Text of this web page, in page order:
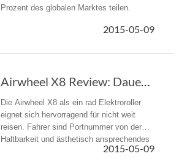
Prozent des globalen Marktes teilen.
2015-05-09
Airwheel X8 Review: Dauerhaft und ästhetisch ansprechend
Die Airwheel X8 als ein rad Elektroroller
eignet sich hervorragend für nicht weit
reisen. Fahrer sind Portnummer von der
Haltbarkeit und ästhetisch ansprechendes
2015-05-09